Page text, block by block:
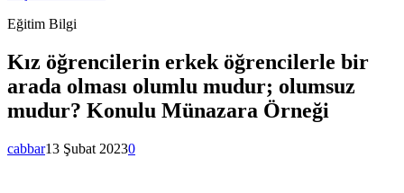
Eğitim Bilgi
Kız öğrencilerin erkek öğrencilerle bir
arada olması olumlu mudur; olumsuz
mudur? Konulu Münazara Örneği
cabbar13 Şubat 20230